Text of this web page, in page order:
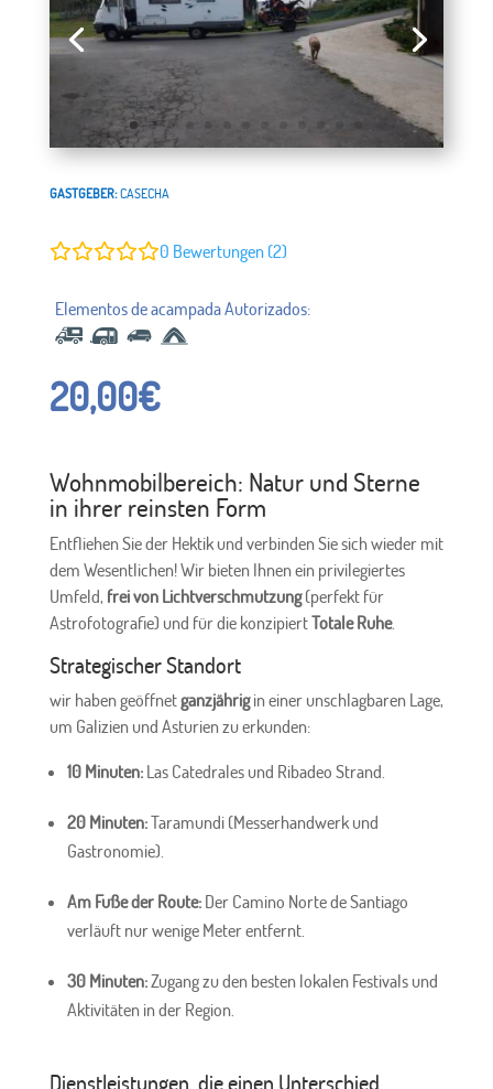
GASTGEBER:CASECHA
0 Bewertungen (2)
20,00€
Wohnmobilbereich: Natur und Sterne
in ihrer reinsten Form
Entfliehen Sie der Hektik und verbinden Sie sich wieder mit
dem Wesentlichen! Wir bieten Ihnen ein privilegiertes
Umfeld, frei von Lichtverschmutzung(perfekt für
Astrofotografie) und für die konzipiertTotale Ruhe.
Strategischer Standort
wir haben geöffnetganzjährigin einer unschlagbaren Lage,
um Galizien und Asturien zu erkunden:
10 Minuten:Las Catedrales und Ribadeo Strand.
20 Minuten:Taramundi (Messerhandwerk und
Gastronomie).
Am Fuße der Route:Der Camino Norte de Santiago
verläuft nur wenige Meter entfernt.
30 Minuten:Zugang zu den besten lokalen Festivals und
Aktivitäten in der Region.
Dienstleistungen, die einen Unterschied